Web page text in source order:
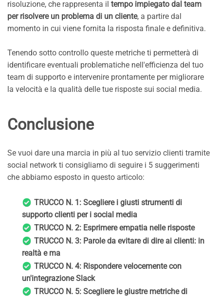
risoluzione, che rappresenta il tempo impiegato dal team
per risolvere un problema di un cliente, a partire dal
momento in cui viene fornita la risposta finale e definitiva.
Tenendo sotto controllo queste metriche ti permetterà di
identificare eventuali problematiche nell'efficienza del tuo
team di supporto e intervenire prontamente per migliorare
la velocità e la qualità delle tue risposte sui social media.
Conclusione
Se vuoi dare una marcia in più al tuo servizio clienti tramite
social network ti consigliamo di seguire i 5 suggerimenti
che abbiamo esposto in questo articolo:
TRUCCO N. 1: Scegliere i giusti strumenti di
supporto clienti per i social media
TRUCCO N. 2: Esprimere empatia nelle risposte
TRUCCO N. 3: Parole da evitare di dire ai clienti: in
realtà e ma
TRUCCO N. 4: Rispondere velocemente con
un'integrazione Slack
TRUCCO N. 5: Scegliere le giustre metriche di